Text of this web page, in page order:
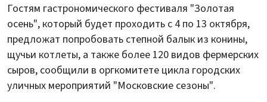
Гостям гастрономического фестиваля "Золотая
осень", который будет проходить с 4 по 13 октября,
предложат попробовать степной балык из конины,
щучьи котлеты, а также более 120 видов фермерских
сыров, сообщили в оргкомитете цикла городских
уличных мероприятий "Московские сезоны".